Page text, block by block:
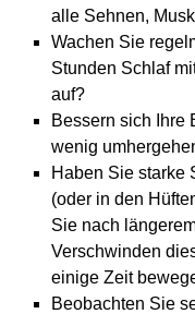
alle Sehnen,
Wachen Sie
Stunden Schlaf
auf?
Bessern sich Ihre
wenig
Haben Sie starke
(oder in den
Sie nach
Verschwinden
einige Zeit
Beobachten Sie